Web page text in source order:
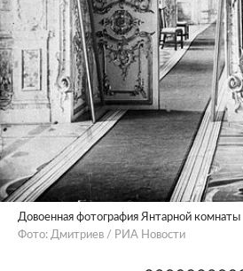
Довоенная фотография Янтарной комнаты
Фото: Дмитриев / РИА Новости